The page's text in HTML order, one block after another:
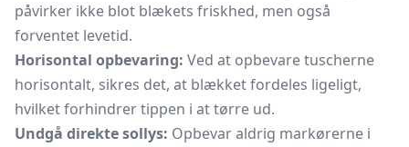
påvirker ikke blot blækets friskhed, men også
forventet levetid.
Horisontal opbevaring: Ved at opbevare tuscherne
horisontalt, sikres det, at blækket fordeles ligeligt,
hvilket forhindrer tippen i at tørre ud.
Undgå direkte sollys: Opbevar aldrig markørerne i